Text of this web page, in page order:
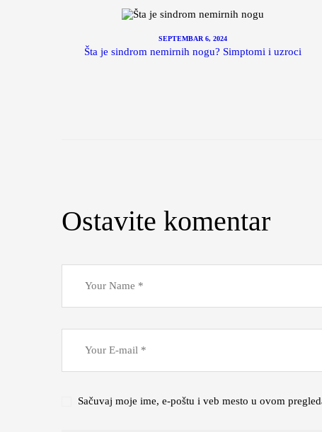
SEPTEMBAR 6, 2024
Šta je sindrom nemirnih nogu? Simptomi i uzroci
Ostavite komentar
Sačuvaj moje ime, e-poštu i veb mesto u ovom